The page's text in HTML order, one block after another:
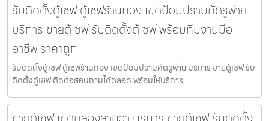
รับติดตั้งตู้เซฟ ตู้เซฟร้านทอง เขตป้อมปราบศัตรูพ่าย
บริการ ขายตู้เซฟ รับติดตั้งตู้เซฟ พร้อมทีมงานมือ
อาชีพ ราคาถูก
รับติดตั้งตู้เซฟ ตู้เซฟร้านทอง เขตป้อมปราบศัตรูพ่าย บริการ ขายตู้เซฟ รับ
ติดตั้งตู้เซฟ ติดต่อสอบถามได้ตลอด พร้อมให้บริการ